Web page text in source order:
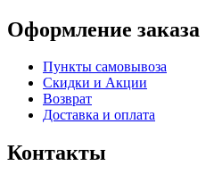
Оформление заказа
Пункты самовывоза
Скидки и Акции
Возврат
Доставка и оплата
Контакты